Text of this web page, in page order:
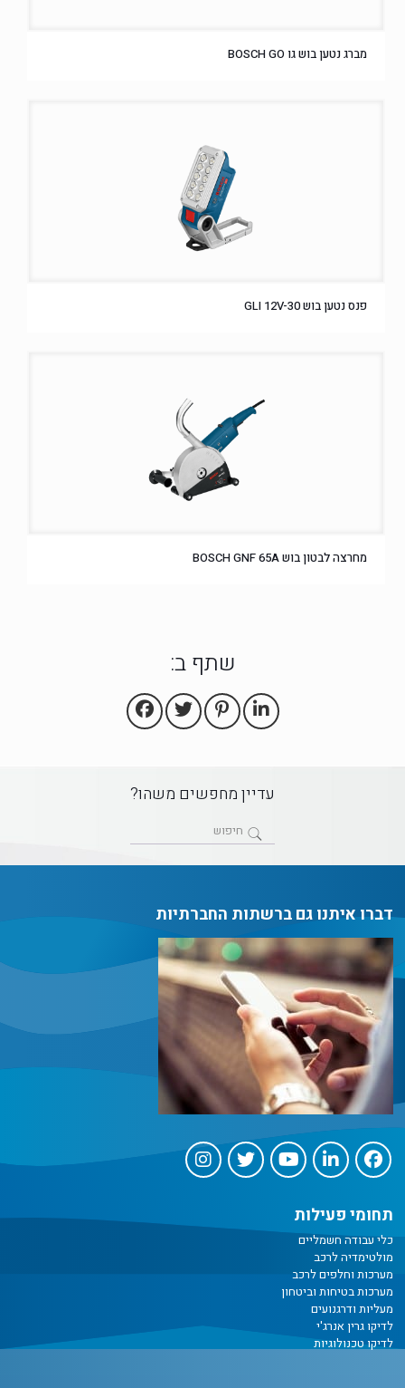
מברג נטען בוש גו BOSCH GO
פנס נטען בוש GLI 12V-30
מחרצה לבטון בוש BOSCH GNF 65A
שתף ב:
עדיין מחפשים משהו?
דברו איתנו גם ברשתות החברתיות
תחומי פעילות
כלי עבודה חשמליים
מולטימדיה לרכב
מערכות וחלפים לרכב
מערכות בטיחות וביטחון
מעליות ודרגנועים
לדיקו גרין אנרג'י
לדיקו טכנולוגיות